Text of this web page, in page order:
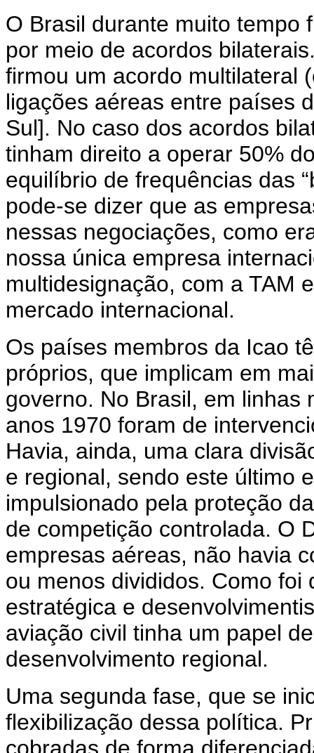
O Brasil durante muito tempo
por meio de acordos
firmou um acordo multilateral
ligações aéreas entre países
Sul]. No caso dos acordos
tinham direito a operar 50%
equilíbrio de frequências das
pode-se dizer que as
nessas negociações, como
nossa única empresa
multidesignação, com a TAM
mercado internacional.
Os países membros da Icao
próprios, que implicam em
governo. No Brasil, em linhas
anos 1970 foram de
Havia, ainda, uma clara
e regional, sendo este último
impulsionado pela proteção
de competição controlada. O
empresas aéreas, não havia
ou menos divididos. Como
estratégica e
aviação civil tinha um papel
desenvolvimento regional.
Uma segunda fase, que se
flexibilização dessa política.